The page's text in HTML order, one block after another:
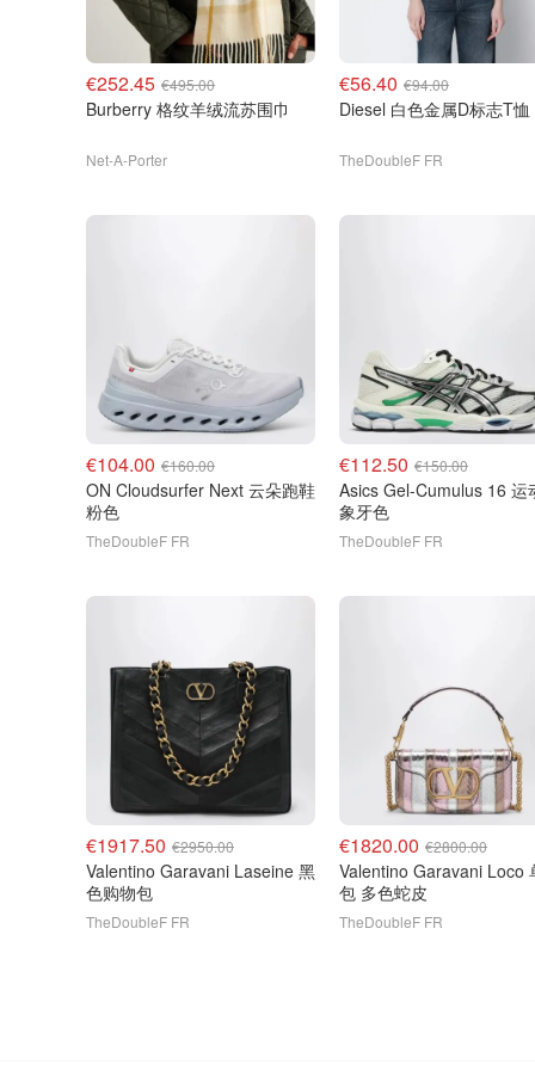
€252.45 €495.00
Burberry 格纹羊绒流苏围巾
Net-A-Porter
€56.40 €94.00
Diesel 白色金属D标志T恤
TheDoubleF FR
€104.00 €160.00
ON Cloudsurfer Next 云朵跑鞋
粉色
TheDoubleF FR
€112.50 €150.00
Asics Gel-Cumulus 16 运动鞋
象牙色
TheDoubleF FR
€1917.50 €2950.00
Valentino Garavani Laseine 黑
色购物包
TheDoubleF FR
€1820.00 €2800.00
Valentino Garavani Loco 单肩
包 多色蛇皮
TheDoubleF FR